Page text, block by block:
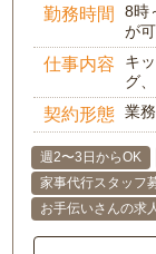
勤務時間
8時
が
仕事内容
キ
グ
契約形態 業
週2〜3日からOK
家事代行スタッフ
お手伝いさんの求